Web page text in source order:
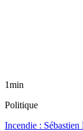
1min
Politique
Incendie :